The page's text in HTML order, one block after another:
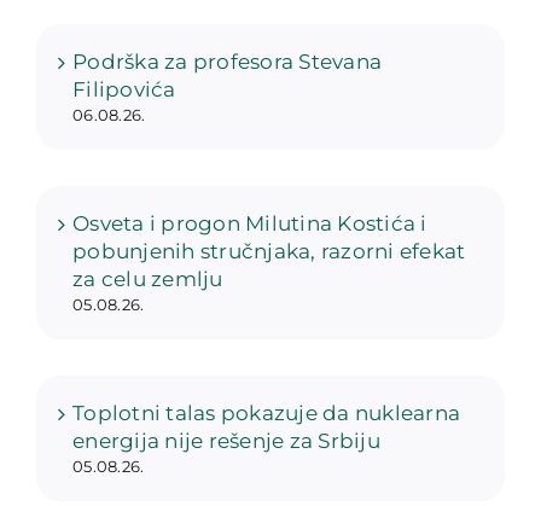
Podrška za profesora Stevana
Filipovića
06.08.26.
Osveta i progon Milutina Kostića i
pobunjenih stručnjaka, razorni efekat
za celu zemlju
05.08.26.
Toplotni talas pokazuje da nuklearna
energija nije rešenje za Srbiju
05.08.26.